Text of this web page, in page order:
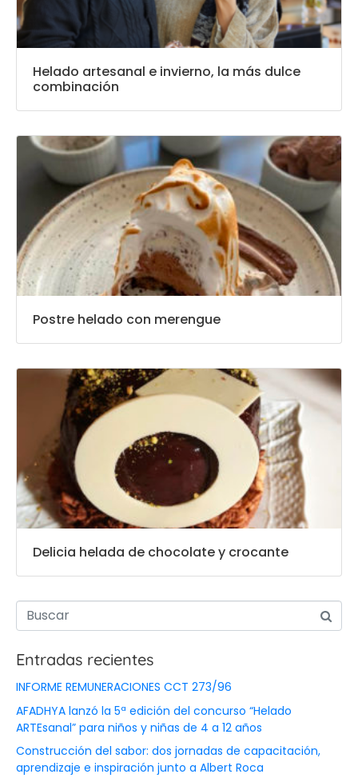
Helado artesanal e invierno, la más dulce
combinación
Postre helado con merengue
Delicia helada de chocolate y crocante
Entradas recientes
INFORME REMUNERACIONES CCT 273/96
AFADHYA lanzó la 5ª edición del concurso “Helado
ARTEsanal” para niños y niñas de 4 a 12 años
Construcción del sabor: dos jornadas de capacitación,
aprendizaje e inspiración junto a Albert Roca